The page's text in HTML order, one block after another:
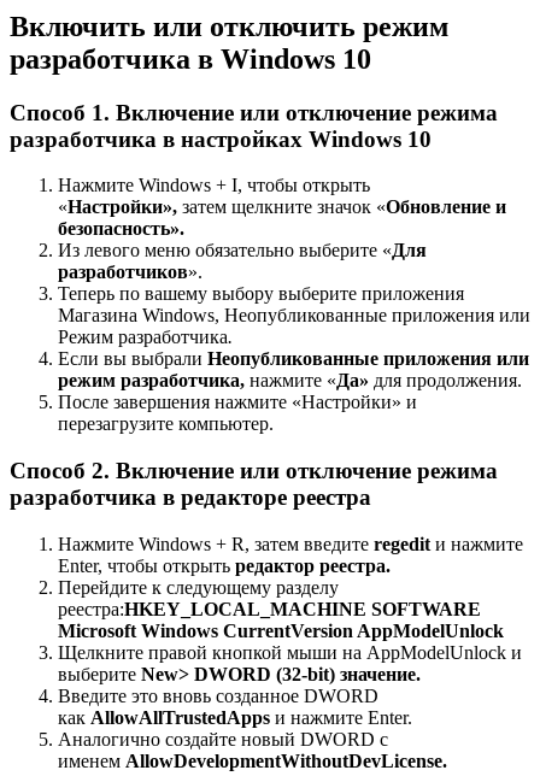
Включить или отключить режим
разработчика в Windows 10
Способ 1. Включение или отключение режима
разработчика в настройках Windows 10
Нажмите Windows + I, чтобы открыть
«Настройки», затем щелкните значок «Обновление и
безопасность».
Из левого меню обязательно выберите «Для
разработчиков».
Теперь по вашему выбору выберите приложения
Магазина Windows, Неопубликованные приложения или
Режим разработчика.
Если вы выбрали Неопубликованные приложения или
режим разработчика, нажмите «Да» для продолжения.
После завершения нажмите «Настройки» и
перезагрузите компьютер.
Способ 2. Включение или отключение режима
разработчика в редакторе реестра
Нажмите Windows + R, затем введите regedit и нажмите
Enter, чтобы открыть редактор реестра.
Перейдите к следующему разделу
реестра:HKEY_LOCAL_MACHINE SOFTWARE
Microsoft Windows CurrentVersion AppModelUnlock
Щелкните правой кнопкой мыши на AppModelUnlock и
выберите New> DWORD (32-bit) значение.
Введите это вновь созданное DWORD
как AllowAllTrustedApps и нажмите Enter.
Аналогично создайте новый DWORD с
именем AllowDevelopmentWithoutDevLicense.